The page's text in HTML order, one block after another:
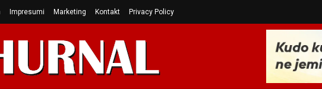
Impresumi Marketing Kontakt Privacy Policy